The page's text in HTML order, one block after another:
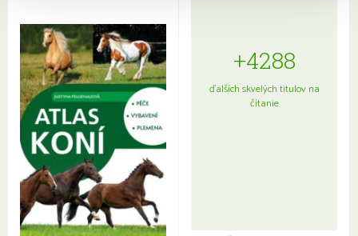
+4288
ďalších skvelých titulov na
čítanie